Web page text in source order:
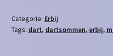
-
6
Categorie: Erbij
Tags: dart, dartsommen, erbij,